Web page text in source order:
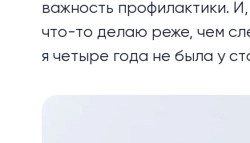
важность профилактики.
что-то делаю реже, чем
я четыре года не была у